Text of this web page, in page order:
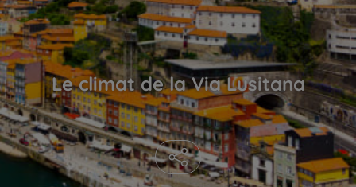
Le climat de la Via Lusitana